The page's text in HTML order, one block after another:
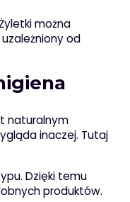
można
od
naturalnym
inaczej. Tutaj
Dzięki temu
produktów.